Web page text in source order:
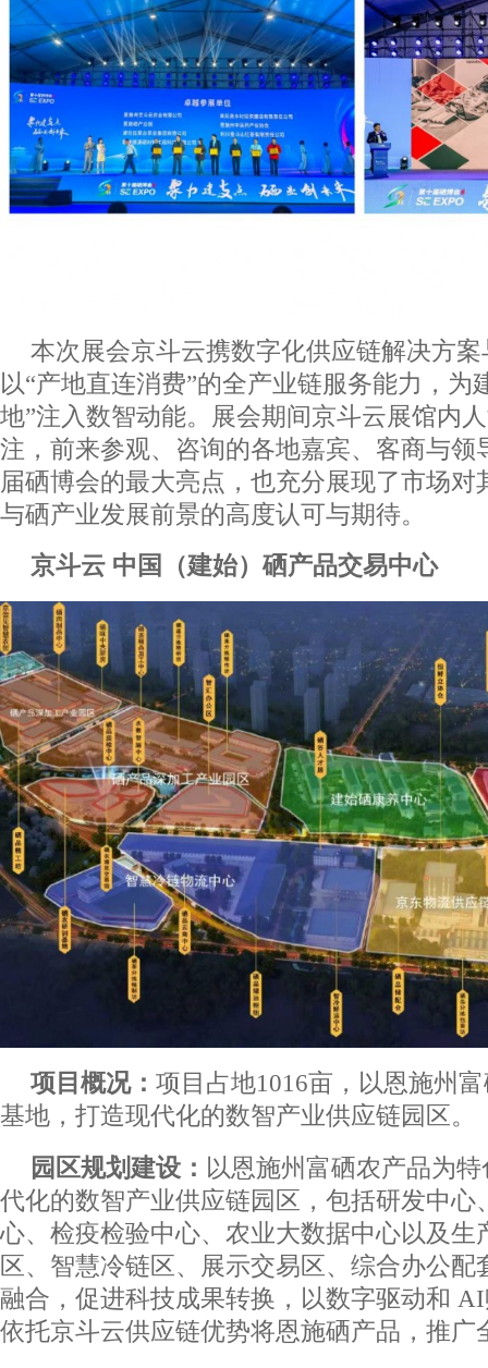
本次展会京斗云携数字化供应链解决方
以“产地直连消费”的全产业链服务能力，为
地”注入数智动能。展会期间京斗云展馆内
注，前来参观、咨询的各地嘉宾、客商与领
届硒博会的最大亮点，也充分展现了市场对
与硒产业发展前景的高度认可与期待。
京斗云 中国（建始）硒产品交易中心
项目概况： 项目占地1016亩，以恩施州
基地，打造现代化的数智产业供应链园区。
园区规划建设： 以恩施州富硒农产品为
代化的数智产业供应链园区，包括研发中心
心、检疫检验中心、农业大数据中心以及生
区、智慧冷链区、展示交易区、综合办公配
融合，促进科技成果转换，以数字驱动和
依托京斗云供应链优势将恩施硒产品，推广